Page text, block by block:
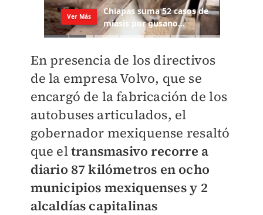
En presencia de los directivos
de la empresa Volvo, que se
encargó de la fabricación de los
autobuses articulados, el
gobernador mexiquense resaltó
que eltransmasivo recorre a
diario 87 kilómetros en ocho
municipios mexiquenses y 2
alcaldías capitalinas